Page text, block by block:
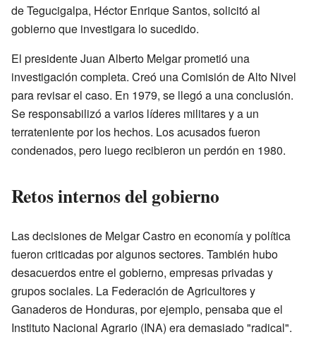
de Tegucigalpa, Héctor Enrique Santos, solicitó al
gobierno que investigara lo sucedido.
El presidente Juan Alberto Melgar prometió una
investigación completa. Creó una Comisión de Alto Nivel
para revisar el caso. En 1979, se llegó a una conclusión.
Se responsabilizó a varios líderes militares y a un
terrateniente por los hechos. Los acusados fueron
condenados, pero luego recibieron un perdón en 1980.
Retos internos del gobierno
Las decisiones de Melgar Castro en economía y política
fueron criticadas por algunos sectores. También hubo
desacuerdos entre el gobierno, empresas privadas y
grupos sociales. La Federación de Agricultores y
Ganaderos de Honduras, por ejemplo, pensaba que el
Instituto Nacional Agrario (INA) era demasiado "radical".